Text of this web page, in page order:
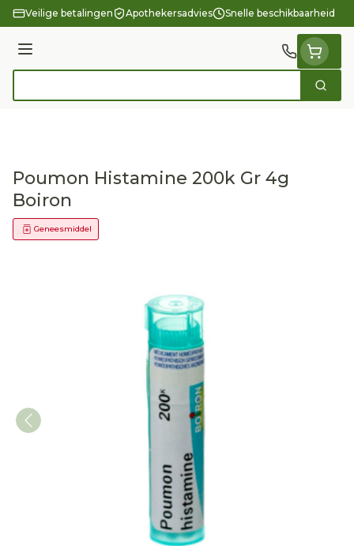
Ga naar de inhoud
Veilige betalingen Apothekersadvies Snelle beschikbaarheid
Menu
Zoek
Poumon Histamine 200k Gr 4g
Boiron
Geneesmiddel